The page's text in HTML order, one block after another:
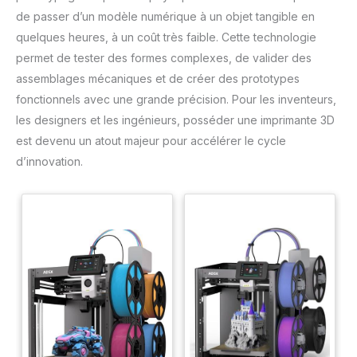
garantissent sécurité et
qualité. Bénéficiez d’une
service client possible. Vous
pouvez nous contacter pour
toute question que vous
pourriez avoir.
suite. Taux de rapport de 266
PPS + résolution de 5080 LPI
de 10 mm + zone active de 16,5
x 10,2 cm : cette taille est plus
portable et légère, facile à
transporter dans le sac
d'ordinateur portable au
travail, à l'école et en voyage.
grand pour la peinture
numérique, l'écriture
manuscrite, les jeux et la
garantir la stabilité de la
droitier】-- Réglez le pivot de
180 degrés à l'intérieur du
pilote GAOMON pour régler le
mode main gauche.
de passer d’un modèle numérique à un objet tangible en
quelques heures, à un coût très faible. Cette technologie
permet de tester des formes complexes, de valider des
assemblages mécaniques et de créer des prototypes
fonctionnels avec une grande précision. Pour les inventeurs,
les designers et les ingénieurs, posséder une imprimante 3D
est devenu un atout majeur pour accélérer le cycle
d’innovation.